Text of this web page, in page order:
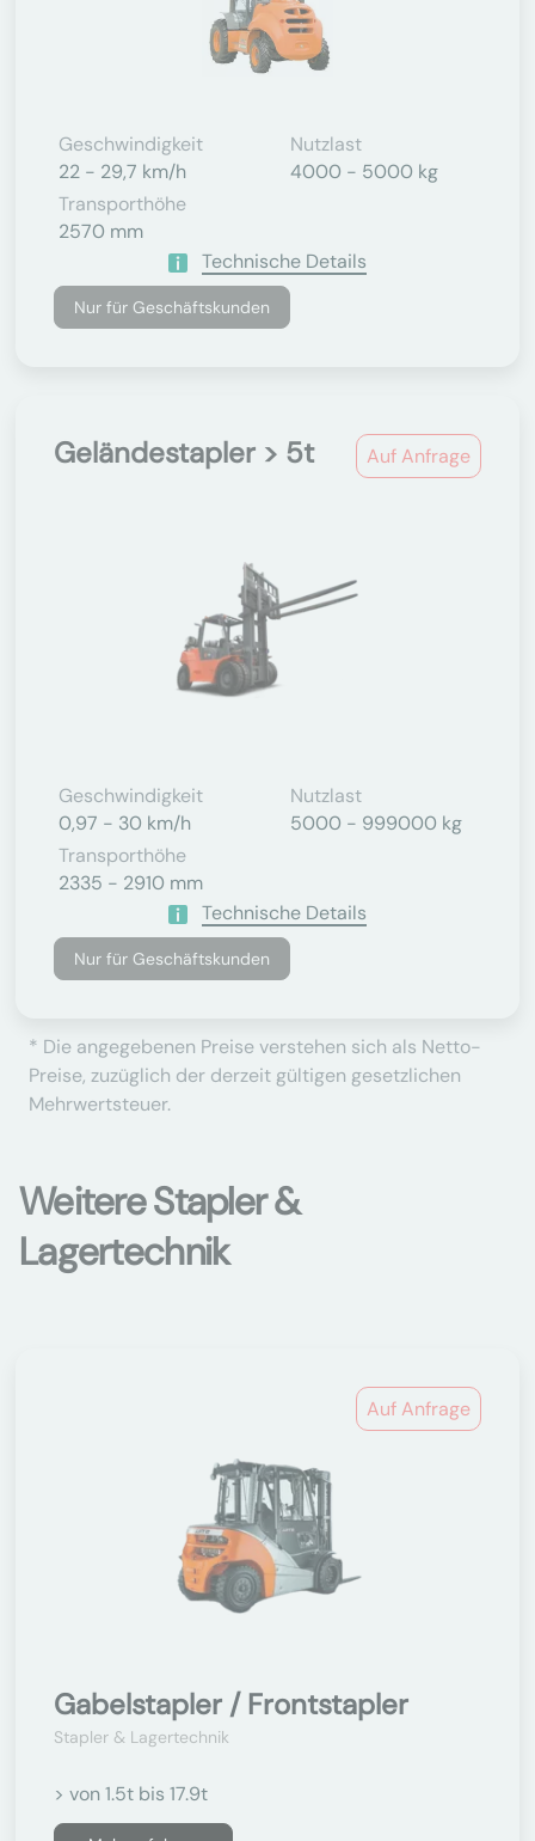
Geschwindigkeit
22 - 29,7 km/h
Nutzlast
4000 - 5000 kg
Transporthöhe
2570 mm
Technische Details
Nur für Geschäftskunden
Auf Anfrage
Geländestapler > 5t
Geschwindigkeit
0,97 - 30 km/h
Nutzlast
5000 - 999000 kg
Transporthöhe
2335 - 2910 mm
Technische Details
Nur für Geschäftskunden
* Die angegebenen Preise verstehen sich als Netto-
Preise, zuzüglich der derzeit gültigen gesetzlichen
Mehrwertsteuer.
Weitere Stapler &
Lagertechnik
Auf Anfrage
Gabelstapler / Frontstapler
Stapler & Lagertechnik
> von 1.5t bis 17.9t